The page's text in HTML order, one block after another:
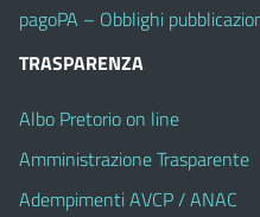
pagoPA – Obblighi
TRASPARENZA
Albo Pretorio on line
Amministrazione Trasparente
Adempimenti AVCP / ANAC